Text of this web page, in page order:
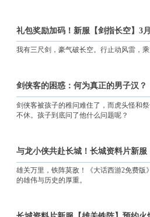
礼包奖励加码！新服【剑指长空】3
我有三尺剑，豪气破长空。行止动风雷，乘
剑侠客的困惑：何为真正的男子汉？
剑侠客被孩子的稚问难住了，而虎头怪和
不休。孩子到底问了他什么问题呢？
与龙小侠共赴长城！长城资料片新
雄关万里，铁阵莫敌！《大话西游2免费版
的雄伟与历史的厚重。